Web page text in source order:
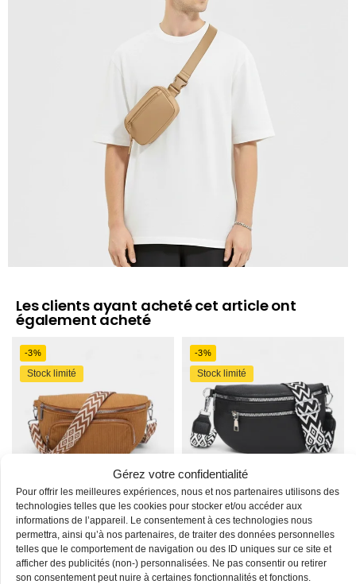
Gérez votre confidentialité
Pour offrir les meilleures expériences, nous et nos partenaires utilisons des
technologies telles que les cookies pour stocker et/ou accéder aux
informations de l’appareil. Le consentement à ces technologies nous
permettra, ainsi qu’à nos partenaires, de traiter des données personnelles
telles que le comportement de navigation ou des ID uniques sur ce site et
afficher des publicités (non-) personnalisées. Ne pas consentir ou retirer
son consentement peut nuire à certaines fonctionnalités et fonctions.
Les clients ayant acheté cet article ont
également acheté
-3%
Stock limité
Sac Banane
Bandouliere Velours
39,90€ 38,90€
-3%
Stock limité
Sac Banane Sangle
Interchangeable
39,90€ 38,90€